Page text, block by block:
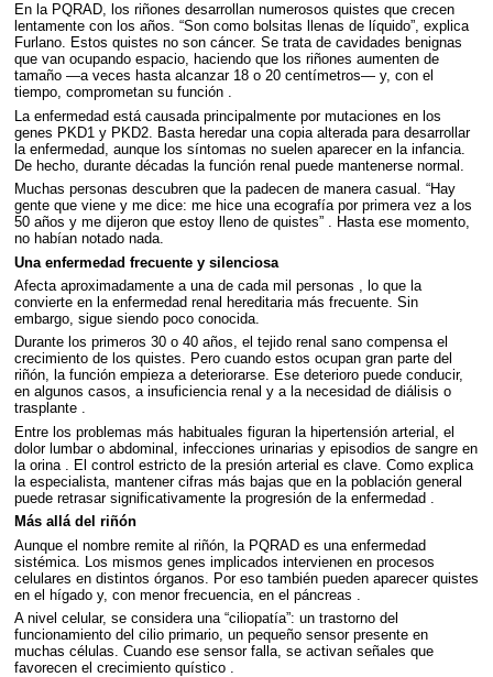
En la PQRAD, los riñones desarrollan numerosos quistes que crecen
lentamente con los años. “Son como bolsitas llenas de líquido”, explica
Furlano. Estos quistes no son cáncer. Se trata de cavidades benignas
que van ocupando espacio, haciendo que los riñones aumenten de
tamaño —a veces hasta alcanzar 18 o 20 centímetros— y, con el
tiempo, comprometan su función .
La enfermedad está causada principalmente por mutaciones en los
genes PKD1 y PKD2. Basta heredar una copia alterada para desarrollar
la enfermedad, aunque los síntomas no suelen aparecer en la infancia.
De hecho, durante décadas la función renal puede mantenerse normal.
Muchas personas descubren que la padecen de manera casual. “Hay
gente que viene y me dice: me hice una ecografía por primera vez a los
50 años y me dijeron que estoy lleno de quistes” . Hasta ese momento,
no habían notado nada.
Una enfermedad frecuente y silenciosa
Afecta aproximadamente a una de cada mil personas , lo que la
convierte en la enfermedad renal hereditaria más frecuente. Sin
embargo, sigue siendo poco conocida.
Durante los primeros 30 o 40 años, el tejido renal sano compensa el
crecimiento de los quistes. Pero cuando estos ocupan gran parte del
riñón, la función empieza a deteriorarse. Ese deterioro puede conducir,
en algunos casos, a insuficiencia renal y a la necesidad de diálisis o
trasplante .
Entre los problemas más habituales figuran la hipertensión arterial, el
dolor lumbar o abdominal, infecciones urinarias y episodios de sangre en
la orina . El control estricto de la presión arterial es clave. Como explica
la especialista, mantener cifras más bajas que en la población general
puede retrasar significativamente la progresión de la enfermedad .
Más allá del riñón
Aunque el nombre remite al riñón, la PQRADes una enfermedad
sistémica. Los mismos genes implicados intervienen en procesos
celulares en distintos órganos. Por eso también pueden aparecer quistes
en el hígado y, con menor frecuencia, en el páncreas .
A nivel celular, se considera una “ciliopatía”: un trastorno del
funcionamiento del cilio primario, un pequeño sensor presente en
muchas células. Cuando ese sensor falla, se activan señales que
favorecen el crecimiento quístico .